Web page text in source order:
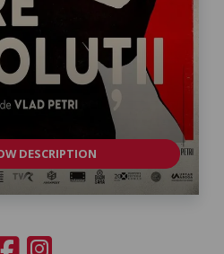
DESCRIPTION